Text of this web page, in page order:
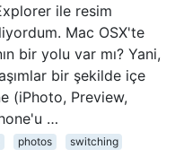
ile resim
Mac OSX'te
bir yolu var mı? Yani,
bir şekilde içe
(iPhoto, Preview,
…
photos switching